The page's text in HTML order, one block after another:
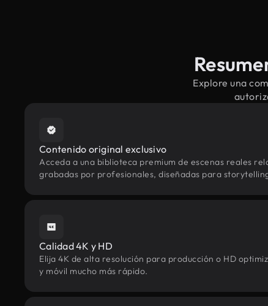
Explore una
Contenido original exclusivo
Acceda a una biblioteca premium de escenas reales
grabadas por profesionales, diseñadas para
Calidad 4K y HD
Elija 4K de alta resolución para producción o HD
y móvil mucho más rápido.